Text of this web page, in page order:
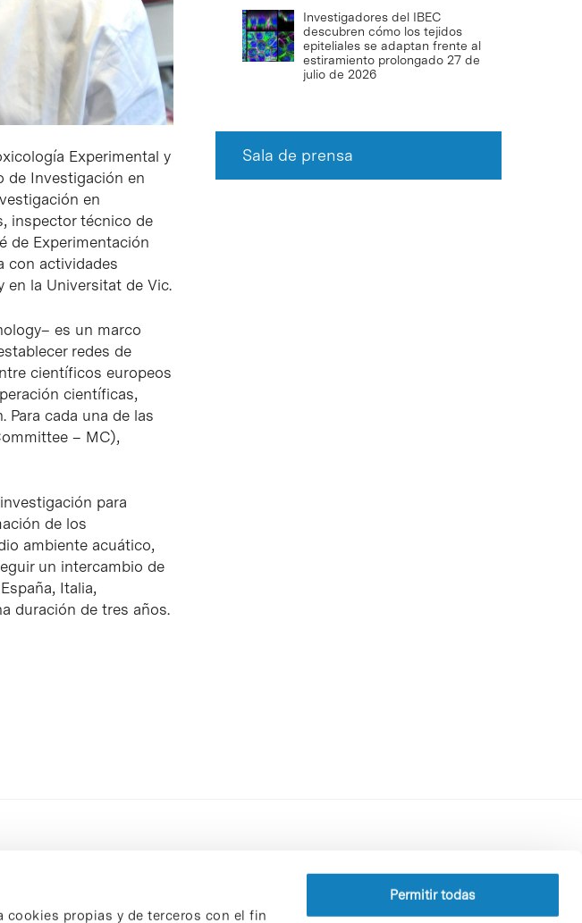
propias y de terceros con el fin
Permitir todas
Experimental y
de Investigación en
en
inspector técnico de
de Experimentación
con actividades
en la Universitat de Vic.
– es un marco
redes de
científicos europeos
científicas,
Para cada una de las
– MC),
para
de los
ambiente acuático,
un intercambio de
Italia,
duración de tres años.
Investigadores del IBEC
descubren cómo los tejidos
epiteliales se adaptan frente al
estiramiento prolongado 27 de
julio de 2026
Sala de prensa
Perfil del contratante
Política de privacidad
Aviso Legal